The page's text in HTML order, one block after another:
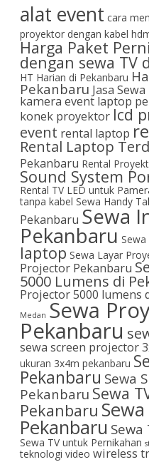
alat event cara
proyektor dengan kabel
Harga Paket
dengan sewa TV
HT Harian di Pekanbaru
Pekanbaru Jasa
kamera event laptop
konek proyektor lcd
event rental laptop
Rental Laptop
Pekanbaru Rental
Sound System
Rental TV LED untuk
tanpa kabel Sewa Handy
Pekanbaru Sewa
Pekanbaru
laptop Sewa Layar
Projector Pekanbaru
5000 Lumens di
Projector 5000 lumens
Medan Sewa
Pekanbaru
sewa screen projector
ukuran 3x4m pekanbaru
Pekanbaru Sewa
Pekanbaru Sewa
Pekanbaru
Pekanbaru Sewa
Sewa TV untuk Pernikahan
teknologi video wireless